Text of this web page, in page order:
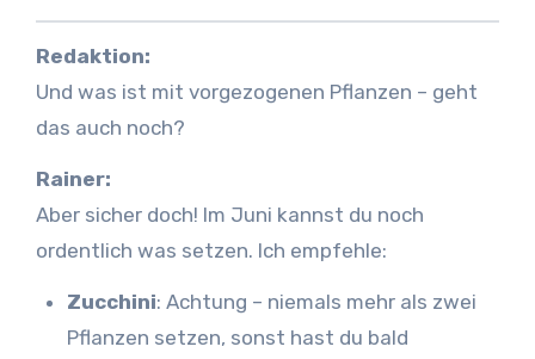
Redaktion:
Und was ist mit vorgezogenen Pflanzen – geht
das auch noch?
Rainer:
Aber sicher doch! Im Juni kannst du noch
ordentlich was setzen. Ich empfehle:
Zucchini: Achtung – niemals mehr als zwei
Pflanzen setzen, sonst hast du bald